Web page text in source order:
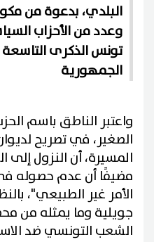
البلدي، بدعوة من
وعدد من الأحزاب
تونس الذكرى التاسعة
الجمهورية
واعتبر الناطق باسم
الصغير، في تصريح
المسيرة، أن النزول
مضيفًا أن عدم حصوله
جويلية وما يمثله من
الشعب التونسي ضد